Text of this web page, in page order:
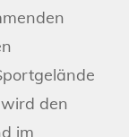
den
im